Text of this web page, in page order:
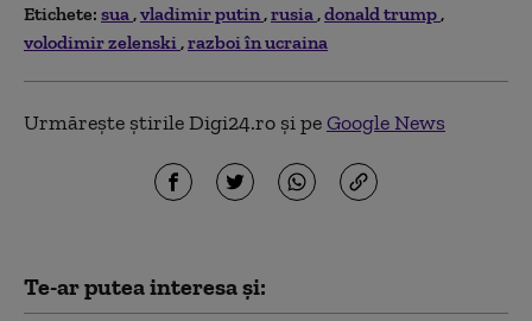
Etichete: sua vladimir putin rusia donald trump
volodimir zelenski razboi în ucraina
Urmărește știrile Digi24.ro și peGoogle News
Te-ar putea interesa și: